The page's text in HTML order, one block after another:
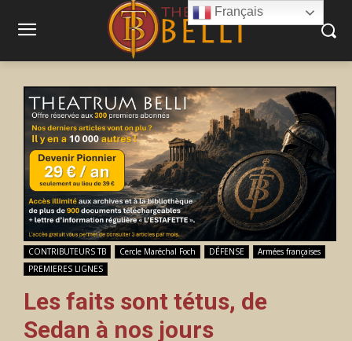
CONTRIBUTEURS TB Cercle Maréchal Foch DÉFENSE
Armées françaises
PREMIERES LIGNES
Les faits sont tétus, de
Sedan à nos jours
Français